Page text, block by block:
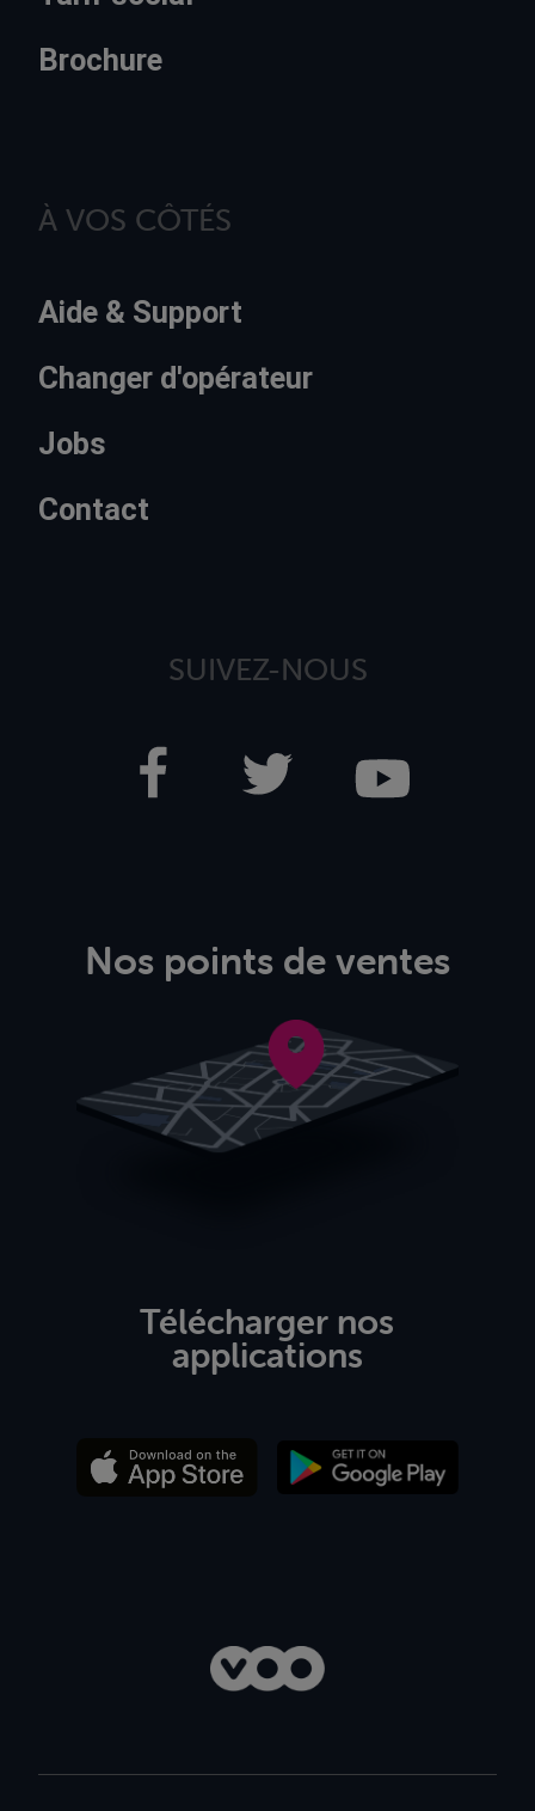
Brochure
À VOS CÔTÉS
Aide & Support
Changer d'opérateur
Jobs
Contact
SUIVEZ-NOUS
Nos points de ventes
Télécharger nos
applications